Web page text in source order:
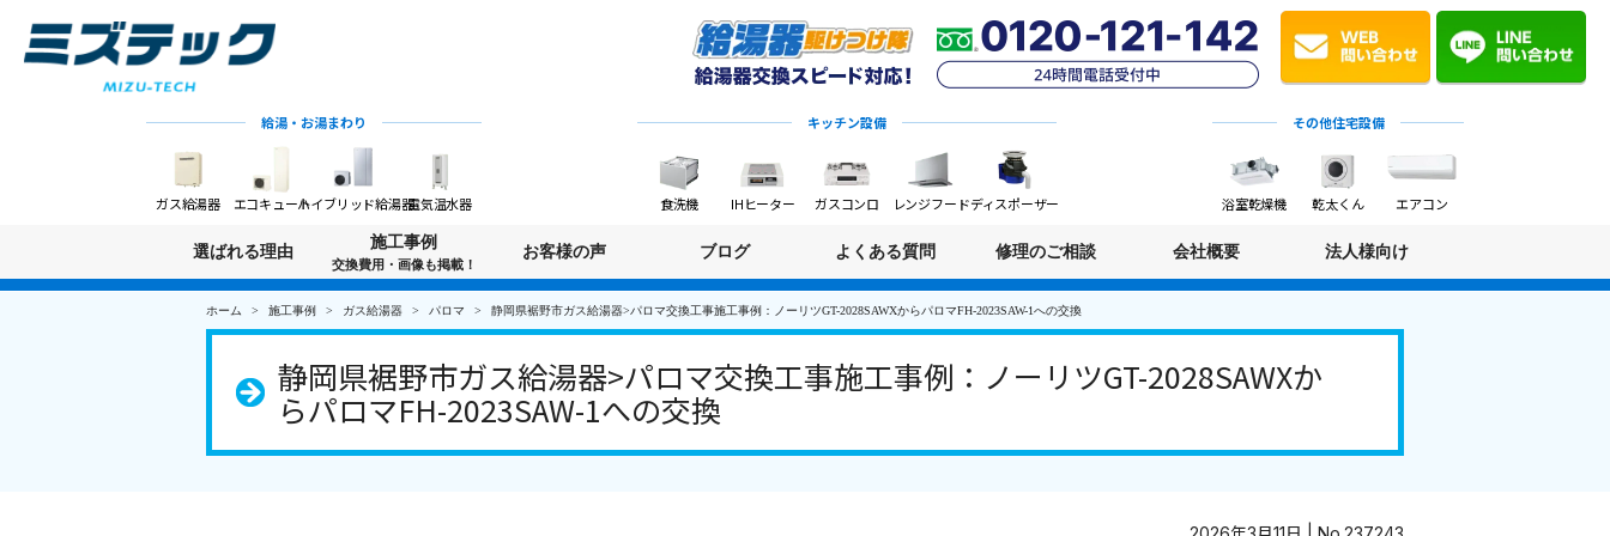
給湯・お湯まわり
ガス給湯器 エコキュートハイブリッド給湯器電気温水器
キッチン設備
食洗機 IHヒーター ガスコンロ レンジフードディスポーザー
その他住宅設備
浴室乾燥機 乾太くん エアコン
選ばれる理由
施工事例
交換費用・画像も掲載！
お客様の声 ブログ よくある質問 修理のご相談 会社概要 法人様向け
ホーム 施工事例 ガス給湯器 パロマ 静岡県裾野市ガス給湯器>パロマ交換工事施工事例：ノーリツGT-2028SAWXからパロマFH-2023SAW-1への交換
静岡県裾野市ガス給湯器>パロマ交換工事施工事例：ノーリツGT-2028SAWXか
らパロマFH-2023SAW-1への交換